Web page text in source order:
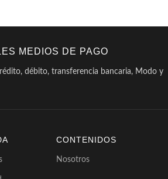
MEDIOS DE PAGO
débito, transferencia bancaria, Modo y
CONTENIDOS
Nosotros